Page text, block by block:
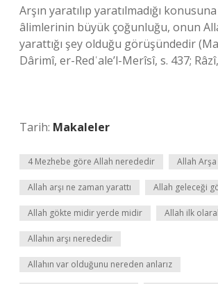
Arşın yaratılıp yaratılmadığı
âlimlerinin büyük çoğunluğu, onun
yarattığı şey olduğu görüşündedir
Dârimî, er-Redʿale’l-Merîsî, s. 437;
Tarih: Makaleler
4 Mezhebe göre Allah nerededir Allah
Allah arşı ne zaman yarattı Allah geleceği
Allah gökte midir yerde midir Allah ilk
Allahın arşı nerededir
Allahın var olduğunu nereden anlarız